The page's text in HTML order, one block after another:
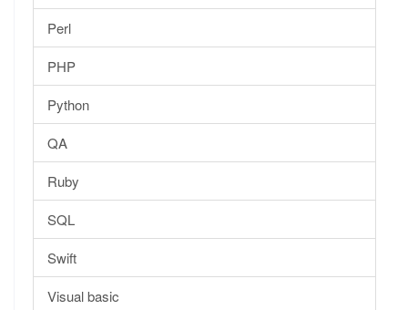
Perl
PHP
Python
QA
Ruby
SQL
Swift
Visual basic